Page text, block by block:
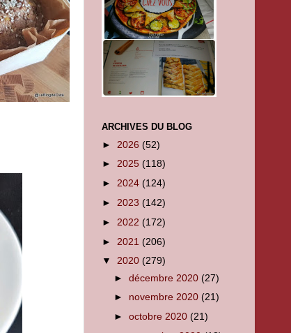
ARCHIVES DU BLOG
► 2026 (52)
► 2025 (118)
► 2024 (124)
► 2023 (142)
► 2022 (172)
► 2021 (206)
▼ 2020 (279)
►décembre 2020(27)
► novembre 2020(21)
►octobre 2020(21)